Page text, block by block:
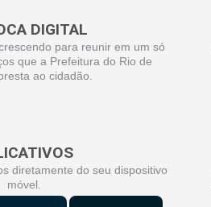
DIGITAL
para reunir em um só
que a Prefeitura do Rio de
ao cidadão.
diretamente do seu dispositivo
móvel.